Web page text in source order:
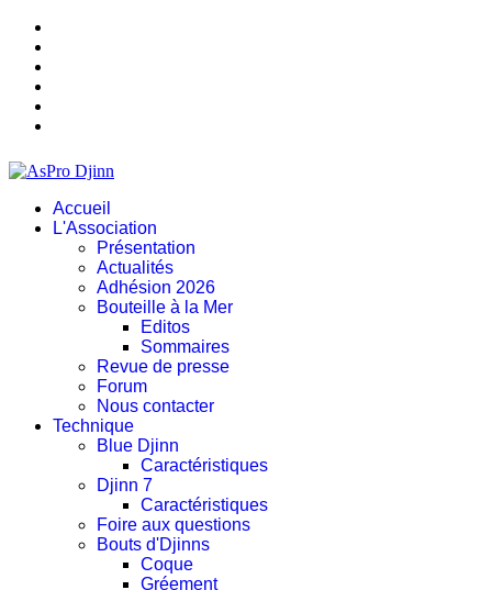
Accueil
L'Association
Présentation
Actualités
Adhésion 2026
Bouteille à la Mer
Editos
Sommaires
Revue de presse
Forum
Nous contacter
Technique
Blue Djinn
Caractéristiques
Djinn 7
Caractéristiques
Foire aux questions
Bouts d'Djinns
Coque
Gréement